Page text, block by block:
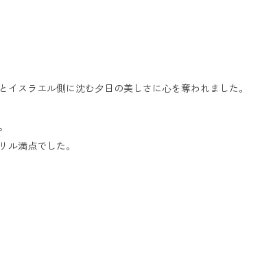
、静けさとイスラエル側に沈む夕日の美しさ
した。
満点でした。